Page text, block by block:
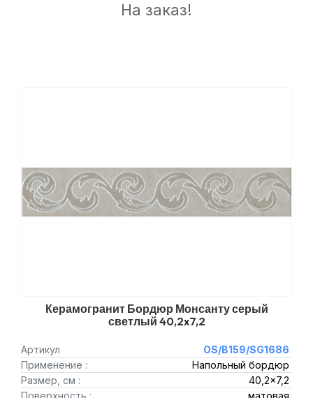
На заказ!
Керамогранит Бордюр Монсанту серый
светлый 40,2x7,2
Артикул
OS/B159/SG1686
Применение :
Напольный бордюр
Размер, см :
40,2x7,2
Поверхность :
матовая